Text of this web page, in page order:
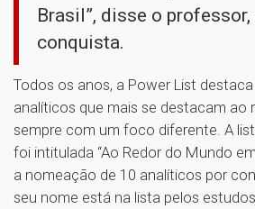
Brasil”, disse o
conquista.
Todos os anos, a Power List
analíticos que mais se destacam ao
sempre com um foco diferente. A
foi intitulada “Ao Redor do Mundo
a nomeação de 10 analíticos por
seu nome está na lista pelos